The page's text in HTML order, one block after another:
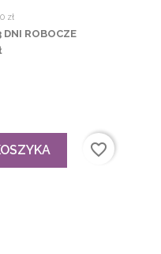
zł
ROBOCZE
favorite_border